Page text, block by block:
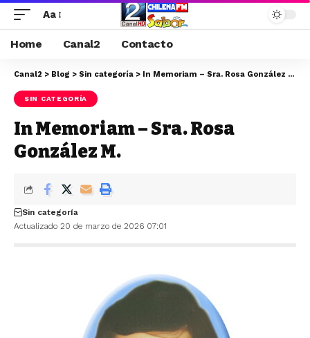
Aa
Home Canal2 Contacto
Canal2 > Blog > Sin categoría > In Memoriam – Sra. Rosa González M.
SIN CATEGORÍA
In Memoriam – Sra. Rosa
González M.
Actualizado 20 de marzo de 2026 07:01
Sin categoría